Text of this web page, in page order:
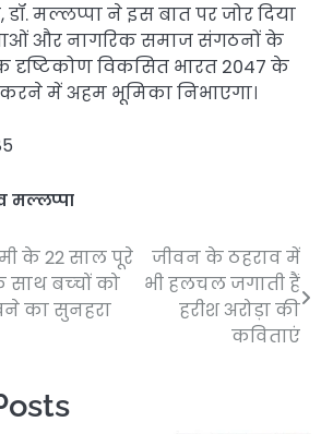
मल्लप्पा ने इस बात पर जोर दिया
और नागरिक समाज संगठनों के
दृष्टिकोण विकसित भारत 2047 के
में अहम भूमिका निभाएगा।
मल्लप्पा
के 22 साल पूरे
साथ बच्‍चों को
का सुनहरा
जीवन के ठहराव में
भी हलचल जगाती हैं
हरीश अरोड़ा की
कविताएं